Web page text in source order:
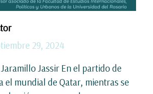
29, 2024
Jassir En el partido de
el mundial de Qatar, mientras se